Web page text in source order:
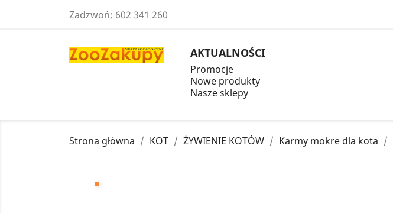
Zadzwoń: 602 341 260
AKTUALNOŚCI
Promocje
Nowe produkty
Nasze sklepy
Strona główna KOT ŻYWIENIE KOTÓW Karmy mokre dla kota